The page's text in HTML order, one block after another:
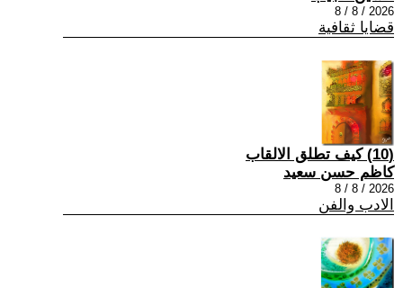
2026 / 8 / 8
قضايا ثقافية
(10) كيف تطلق الالقاب
كاظم حسن سعيد
2026 / 8 / 8
الادب والفن